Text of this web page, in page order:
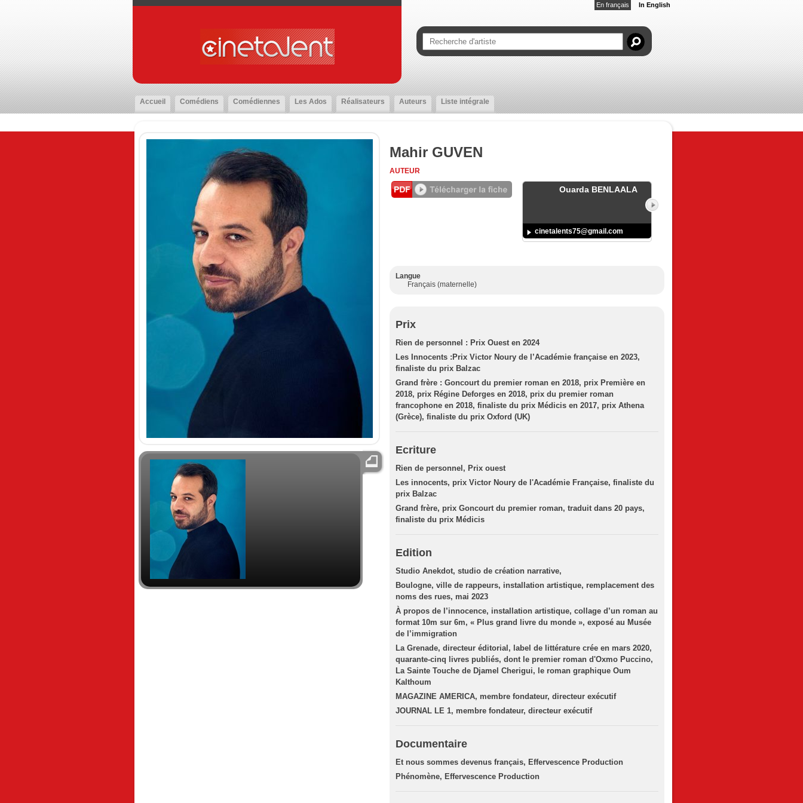
En français In English
Accueil Comédiens Comédiennes Les Ados Réalisateurs Auteurs Liste intégrale
Mahir GUVEN
AUTEUR
Ouarda BENLAALA
cinetalents75@gmail.com
Langue
Français (maternelle)
Prix
Rien de personnel : Prix Ouest en 2024
Les Innocents :Prix Victor Noury de l’Académie française en 2023,
finaliste du prix Balzac
Grand frère : Goncourt du premier roman en 2018, prix Première en
2018, prix Régine Deforges en 2018, prix du premier roman
francophone en 2018, finaliste du prix Médicis en 2017, prix Athena
(Grèce), finaliste du prix Oxford (UK)
Ecriture
Rien de personnel, Prix ouest
Les innocents, prix Victor Noury de l'Académie Française, finaliste du
prix Balzac
Grand frère, prix Goncourt du premier roman, traduit dans 20 pays,
finaliste du prix Médicis
Edition
Studio Anekdot, studio de création narrative,
Boulogne, ville de rappeurs, installation artistique, remplacement des
noms des rues, mai 2023
À propos de l’innocence, installation artistique, collage d’un roman au
format 10m sur 6m, « Plus grand livre du monde », exposé au Musée
de l’immigration
La Grenade, directeur éditorial, label de littérature crée en mars 2020,
quarante-cinq livres publiés, dont le premier roman d'Oxmo Puccino,
La Sainte Touche de Djamel Cherigui, le roman graphique Oum
Kalthoum
MAGAZINE AMERICA, membre fondateur, directeur exécutif
JOURNAL LE 1, membre fondateur, directeur exécutif
Documentaire
Et nous sommes devenus français, Effervescence Production
Phénomène, Effervescence Production